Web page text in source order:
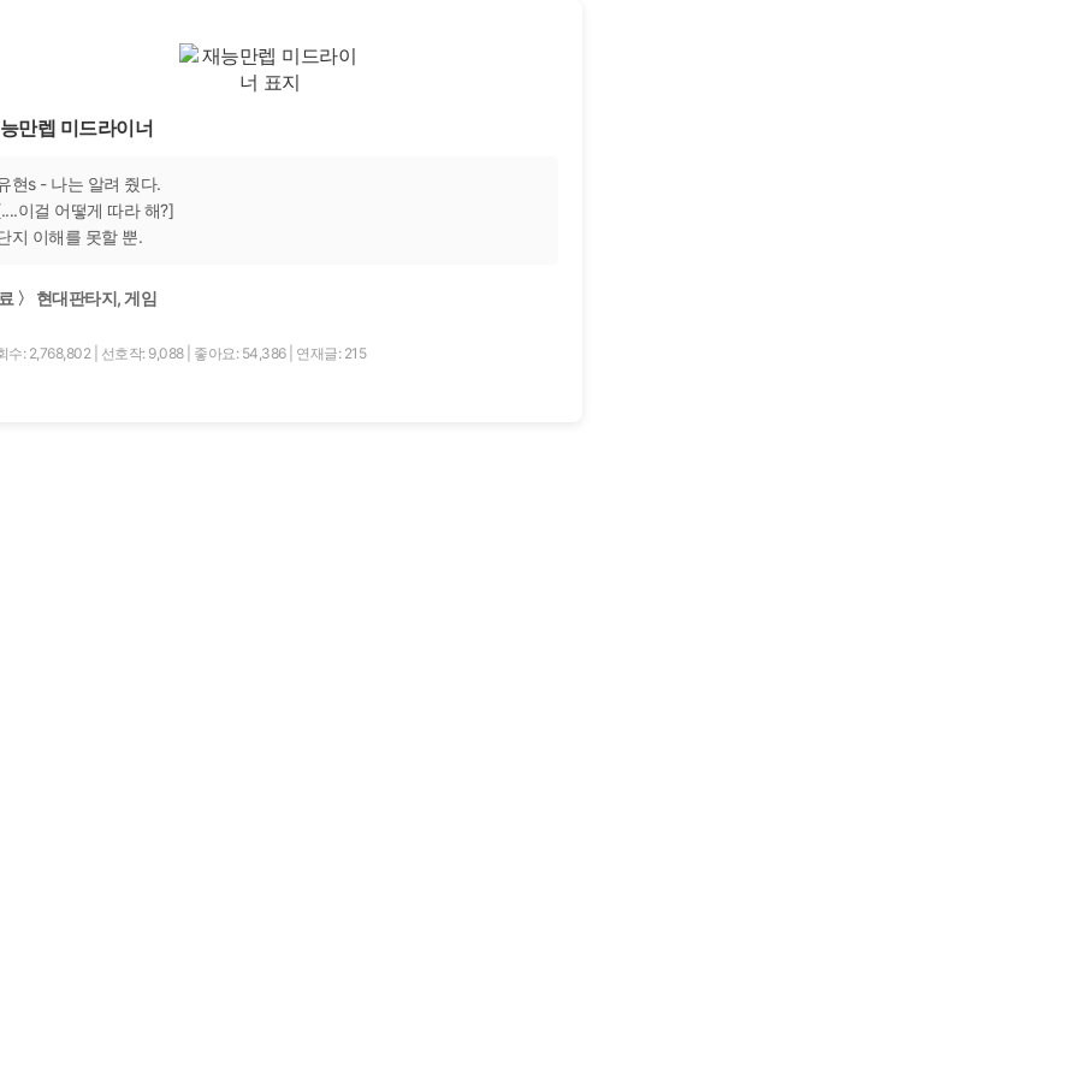
만렙 미드라이너
현s - 나는 알려 줬다.
이걸 어떻게 따라 해?]
지 이해를 못할 뿐.
〉 현대판타지, 게임
수: 2,768,802 선호작: 9,088 좋아요: 54,386 연재글: 215